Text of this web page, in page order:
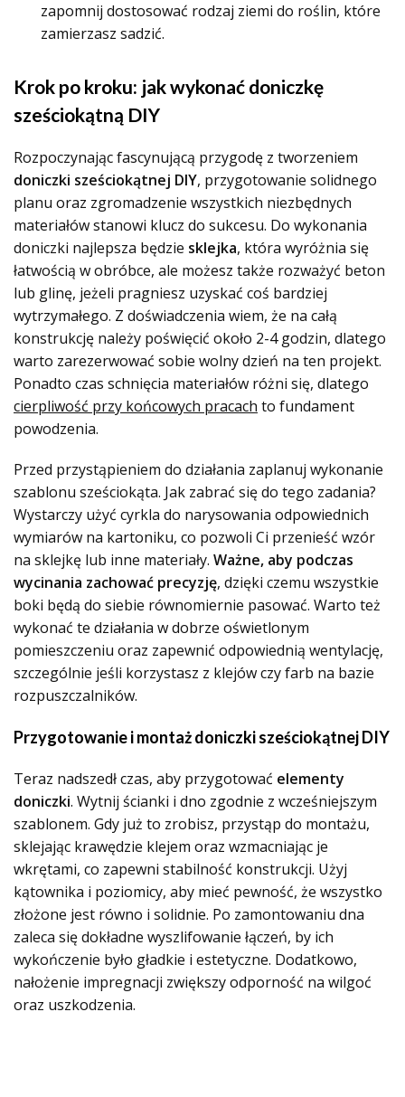
zapomnij dostosować rodzaj ziemi do roślin, które
zamierzasz sadzić.
Krok po kroku: jak wykonać doniczkę
sześciokątną DIY
Rozpoczynając fascynującą przygodę z tworzeniem
doniczki sześciokątnej DIY, przygotowanie solidnego
planu oraz zgromadzenie wszystkich niezbędnych
materiałów stanowi klucz do sukcesu. Do wykonania
doniczki najlepsza będzie sklejka, która wyróżnia się
łatwością w obróbce, ale możesz także rozważyć beton
lub glinę, jeżeli pragniesz uzyskać coś bardziej
wytrzymałego. Z doświadczenia wiem, że na całą
konstrukcję należy poświęcić około 2-4 godzin, dlatego
warto zarezerwować sobie wolny dzień na ten projekt.
Ponadto czas schnięcia materiałów różni się, dlatego
cierpliwość przy końcowych pracach to fundament
powodzenia.
Przed przystąpieniem do działania zaplanuj wykonanie
szablonu sześciokąta. Jak zabrać się do tego zadania?
Wystarczy użyć cyrkla do narysowania odpowiednich
wymiarów na kartoniku, co pozwoli Ci przenieść wzór
na sklejkę lub inne materiały. Ważne, aby podczas
wycinania zachować precyzję, dzięki czemu wszystkie
boki będą do siebie równomiernie pasować. Warto też
wykonać te działania w dobrze oświetlonym
pomieszczeniu oraz zapewnić odpowiednią wentylację,
szczególnie jeśli korzystasz z klejów czy farb na bazie
rozpuszczalników.
Przygotowanie i montaż doniczki sześciokątnej DIY
Teraz nadszedł czas, aby przygotować elementy
doniczki. Wytnij ścianki i dno zgodnie z wcześniejszym
szablonem. Gdy już to zrobisz, przystąp do montażu,
sklejając krawędzie klejem oraz wzmacniając je
wkrętami, co zapewni stabilność konstrukcji. Użyj
kątownika i poziomicy, aby mieć pewność, że wszystko
złożone jest równo i solidnie. Po zamontowaniu dna
zaleca się dokładne wyszlifowanie łączeń, by ich
wykończenie było gładkie i estetyczne. Dodatkowo,
nałożenie impregnacji zwiększy odporność na wilgoć
oraz uszkodzenia.